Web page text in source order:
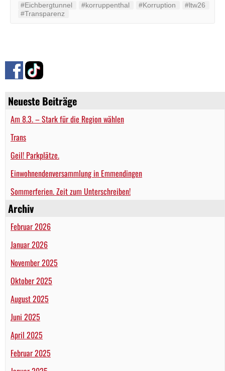
Neueste Beiträge
Am 8.3. – Stark für die Region wählen
Trans
Geil! Parkplätze.
Einwohnendenversammlung in Emmendingen
Sommerferien. Zeit zum Unterschreiben!
Archiv
Februar 2026
Januar 2026
November 2025
Oktober 2025
August 2025
Juni 2025
April 2025
Februar 2025
#Eichbergtunnel #korruppenthal #Korruption
#ltw26
#Transparenz